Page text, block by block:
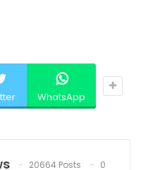
WhatsApp
20664 Posts 0